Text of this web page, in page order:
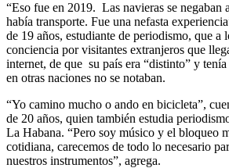
“Eso fue en 2019. Las navieras se negaban
había transporte. Fue una nefasta
de 19 años, estudiante de periodismo, que a
conciencia por visitantes extranjeros que
internet, de que su país era “distinto” y
en otras naciones no se notaban.
“Yo camino mucho o ando en bicicleta”,
de 20 años, quien también estudia
La Habana. “Pero soy músico y el bloqueo
cotidiana, carecemos de todo lo necesario
nuestros instrumentos”, agrega.